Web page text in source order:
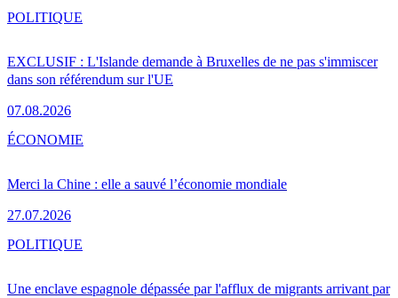
EXCLUSIF : L'Islande demande à Bruxelles de ne pas s'immiscer
dans son référendum sur l'UE
07.08.2026
POLITIQUE
Merci la Chine : elle a sauvé l’économie mondiale
27.07.2026
ÉCONOMIE
Une enclave espagnole dépassée par l'afflux de migrants arrivant par
POLITIQUE